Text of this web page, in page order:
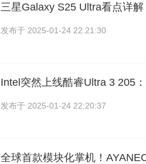
三星Galaxy S25 Ultra看点详
发布于 2025-01-24 22:21:30
Intel突然上线酷睿Ultra 3 205
发布于 2025-01-24 22:20:37
全球首款模块化掌机！